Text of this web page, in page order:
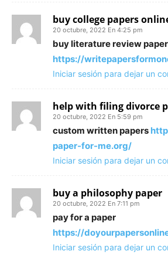
buy college papers
20 octubre, 2022 En 4:25 pm
buy literature review paper
https://
Iniciar sesión para dejar un
help with filing divorce
20 octubre, 2022 En 5:59 pm
custom written papers
paper-for-me.org/
Iniciar sesión para dejar un
buy a philosophy paper
20 octubre, 2022 En 7:11 pm
pay for a paper
https://
Iniciar sesión para dejar un